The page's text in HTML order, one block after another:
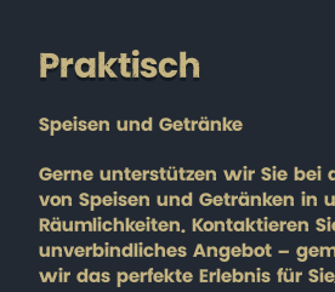
Praktisch
Speisen und Getränke
Gerne unterstützen wir Sie bei
von Speisen und Getränken in
Räumlichkeiten. Kontaktieren
unverbindliches Angebot –
wir das perfekte Erlebnis für